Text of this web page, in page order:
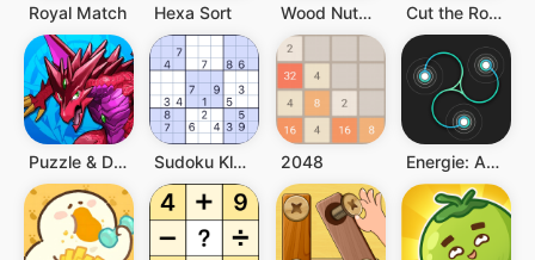
Royal Match Hexa Sort Wood Nuts & Bolts, Screw Cut the Rope 2
Puzzle & Dragons Sudoku Klassische Puzzlespiele 2048 Energie: Anti-Stress-Schlaufen